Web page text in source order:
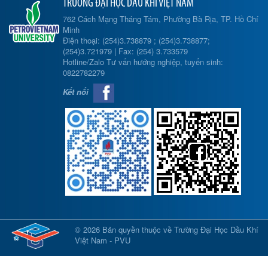
TRƯỜNG ĐẠI HỌC DẦU KHÍ VIỆT NAM
762 Cách Mạng Tháng Tám, Phường Bà Rịa, TP. Hồ Chí
Minh
Điện thoại: (254)3.738879 ; (254)3.738877;
(254)3.721979 | Fax: (254) 3.733579
Hotline/Zalo Tư vấn hướng nghiệp, tuyển sinh:
0822782279
Kết nối
© 2026 Bản quyền thuộc về Trường Đại Học Dầu Khí
Việt Nam - PVU